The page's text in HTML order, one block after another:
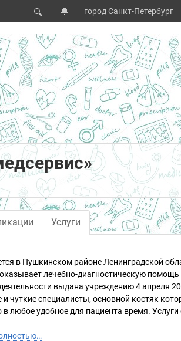
🔍 🔔 город Санкт-Петербург
Услуги
в Пушкинском районе Ленинградской
лечебно-диагностическую
выдана учреждению 4 апреля
чуткие специалисты, основной костяк
любое удобное для пациента время.